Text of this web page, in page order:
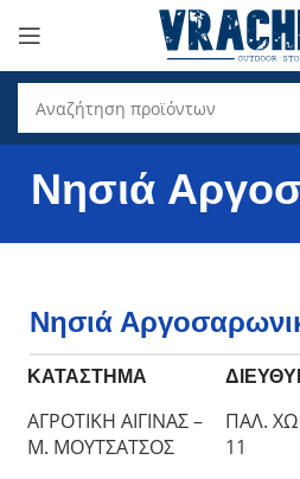
Νησιά
Νησιά
ΚΑΤΑΣΤΗΜΑ
ΑΓΡΟΤΙΚΗ ΑΙΓΙΝΑΣ –
Μ. ΜΟΥΤΣΑΤΣΟΣ
ΠΑΛ.
11